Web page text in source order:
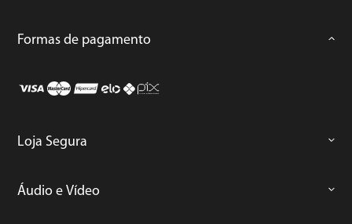
Formas de pagamento
Loja Segura
Áudio e Vídeo